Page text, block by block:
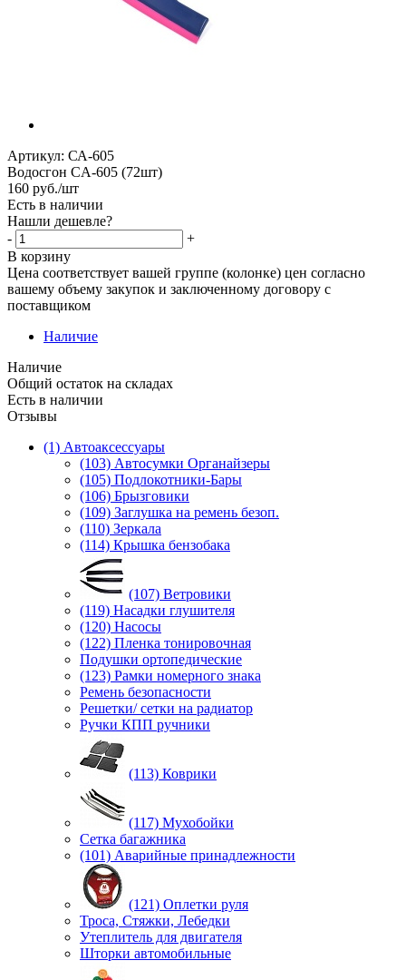
Артикул: СА-605
Водосгон СA-605 (72шт)
160 руб./шт
Есть в наличии
Нашли дешевле?
-
+
В корзину
Цена соответствует вашей группе (колонке) цен согласно
вашему объему закупок и заключенному договору с
поставщиком
Наличие
Наличие
Общий остаток на складах
Есть в наличии
Отзывы
(1) Автоаксессуары
(103) Автосумки Органайзеры
(105) Подлокотники-Бары
(106) Брызговики
(109) Заглушка на ремень безоп.
(110) Зеркала
(114) Крышка бензобака
(107) Ветровики
(119) Насадки глушителя
(120) Насосы
(122) Пленка тонировочная
Подушки ортопедические
(123) Рамки номерного знака
Ремень безопасности
Решетки/ сетки на радиатор
Ручки КПП ручники
(113) Коврики
(117) Мухобойки
Сетка багажника
(101) Аварийные принадлежности
(121) Оплетки руля
Троса, Стяжки, Лебедки
Утеплитель для двигателя
Шторки автомобильные